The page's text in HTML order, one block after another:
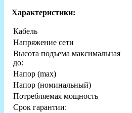
Характеристики:
Кабель
Напряжение сети
Высота подъема максимальная
до:
Напор (max)
Напор (номинальный)
Потребляемая мощность
Срок гарантии: